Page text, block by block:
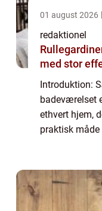
01 august 2026
redaktionel
Rullegardiner enkel
med stor
Introduktion:
badeværelset
ethvert hjem,
praktisk måde
badeværelset...